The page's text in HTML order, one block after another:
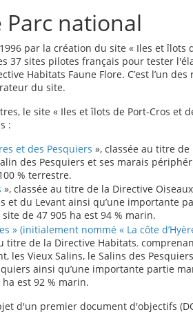
national
par la création du site « Iles et îlots
37 sites pilotes français pour tester
Habitats Faune Flore. C’est l’un
du site.
le site « Iles et îlots de Port-Cros et
:
et des Pesquiers », classée au titre de
des Pesquiers et ses marais
% terrestre.
», classée au titre de la Directive
et du Levant ainsi qu’une importante
site de 47 905 ha est 94 % marin.
» (initialement nommé « La côte
titre de la Directive Habitats,
les Vieux Salins, le Salins des
ainsi qu’une importante partie
ha est 92 % marin.
d'un premier document d'objectifs